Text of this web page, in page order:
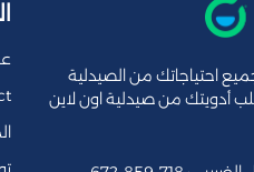
احتياجاتك من الصيدلية
أدويتك من صيدلية اون لاين